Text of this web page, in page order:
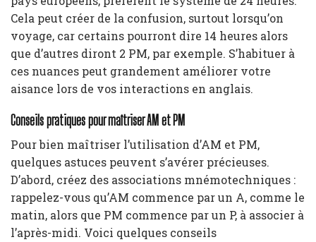
Cela peut créer de la confusion, surtout lorsqu’on
voyage, car certains pourront dire 14 heures alors
que d’autres diront 2 PM, par exemple. S’habituer à
ces nuances peut grandement améliorer votre
aisance lors de vos interactions en anglais.
Conseils pratiques pour maîtriser AM et PM
Pour bien maîtriser l’utilisation d’AM et PM,
quelques astuces peuvent s’avérer précieuses.
D’abord, créez des associations mnémotechniques :
rappelez-vous qu’AM commence par un A, comme le
matin, alors que PM commence par un P, à associer à
l’après-midi. Voici quelques conseils